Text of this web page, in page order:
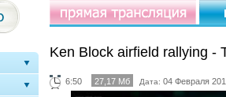
Ken Block airfield rallying -
6:50 27,17 Мб Дата: 04 Февраля